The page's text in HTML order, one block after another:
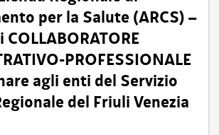
per la Salute (ARCS) –
PROFESSIONALE
agli enti del Servizio
del Friuli Venezia